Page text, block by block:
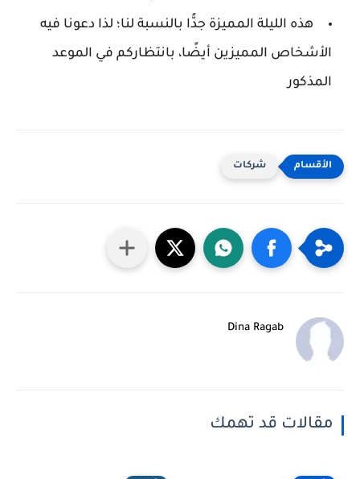
هذه الليلة المميزة جدًّا بالنسبة لنا؛ لذا دعونا فيه
الأشخاص المميزين أيضًا، بانتظاركم في الموعد
المذكور
شركات
Dina Ragab
مقالات قد تهمك